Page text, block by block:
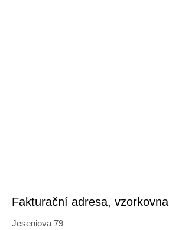
Fakturační adresa, vzorkovna
Jeseniova 79